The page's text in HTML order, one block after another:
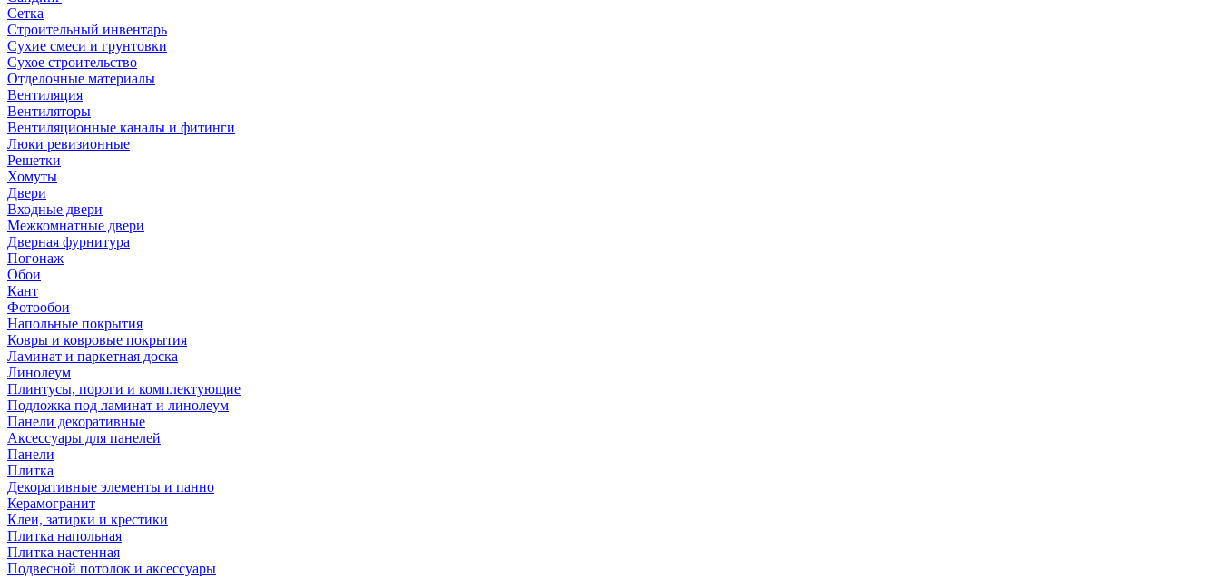
Сетка
Строительный инвентарь
Сухие смеси и грунтовки
Сухое строительство
Отделочные материалы
Вентиляция
Вентиляторы
Вентиляционные каналы и фитинги
Люки ревизионные
Решетки
Хомуты
Двери
Входные двери
Межкомнатные двери
Дверная фурнитура
Погонаж
Обои
Кант
Фотообои
Напольные покрытия
Ковры и ковровые покрытия
Ламинат и паркетная доска
Линолеум
Плинтусы, пороги и комплектующие
Подложка под ламинат и линолеум
Панели декоративные
Аксессуары для панелей
Панели
Плитка
Декоративные элементы и панно
Керамогранит
Клеи, затирки и крестики
Плитка напольная
Плитка настенная
Подвесной потолок и аксессуары